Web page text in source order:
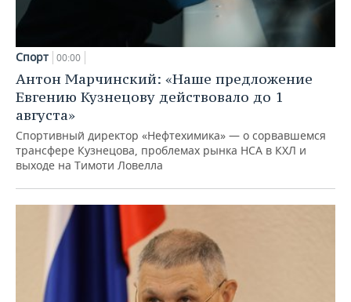
Спорт 00:00
Антон Марчинский: «Наше предложение
Евгению Кузнецову действовало до 1
августа»
Спортивный директор «Нефтехимика» — о сорвавшемся
трансфере Кузнецова, проблемах рынка НСА в КХЛ и
выходе на Тимоти Ловелла